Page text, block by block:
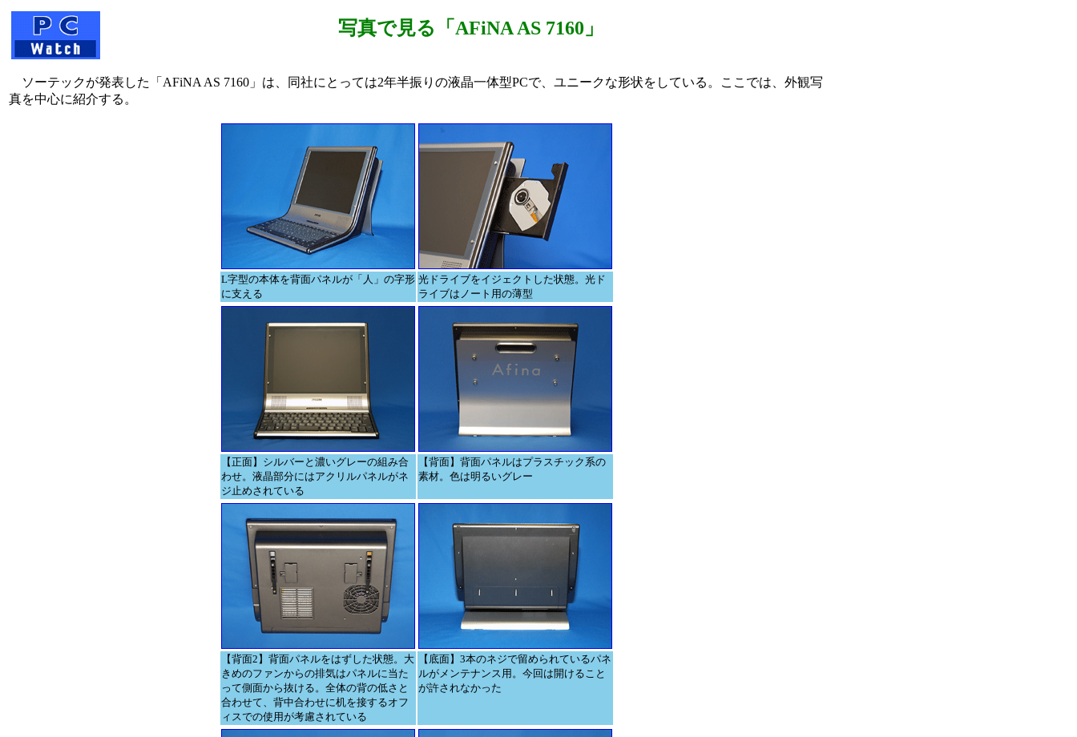
写真で見る「AFiNA AS 7160」
ソーテックが発表した「AFiNA AS 7160」は、同社にとっては2年半振りの液晶一体型PCで、ユニークな形状をしている。ここでは、外観写
真を中心に紹介する。
L字型の本体を背面パネルが「人」の字形
に支える
光ドライブをイジェクトした状態。光ド
ライブはノート用の薄型
【正面】シルバーと濃いグレーの組み合
わせ。液晶部分にはアクリルパネルがネ
ジ止めされている
【背面】背面パネルはプラスチック系の
素材。色は明るいグレー
【背面2】背面パネルをはずした状態。大
きめのファンからの排気はパネルに当た
って側面から抜ける。全体の背の低さと
合わせて、背中合わせに机を接するオフ
ィスでの使用が考慮されている
【底面】3本のネジで留められているパネ
ルがメンテナンス用。今回は開けること
が許されなかった